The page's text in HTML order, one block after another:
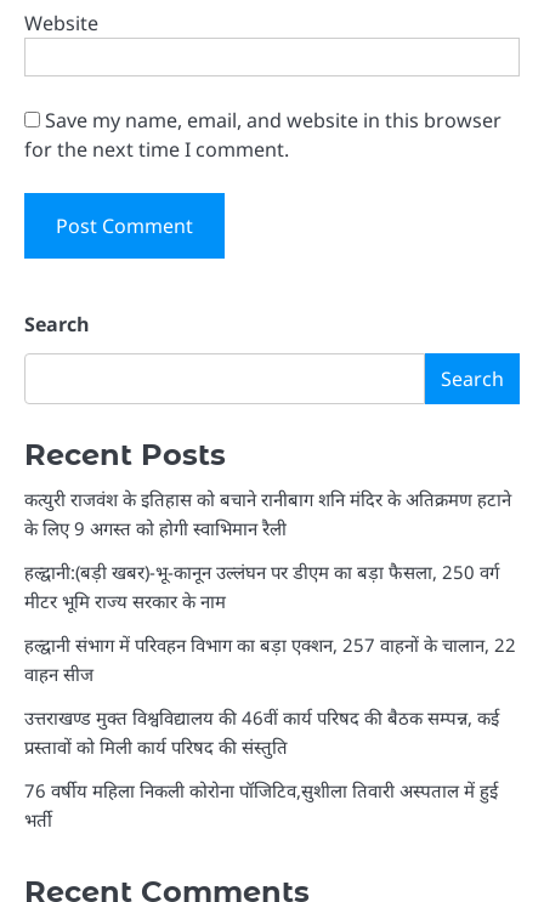
Website
Save my name, email, and website in this browser
for the next time I comment.
Search
Search
Recent Posts
कत्युरी राजवंश के इतिहास को बचाने रानीबाग शनि मंदिर के अतिक्रमण हटाने
के लिए 9 अगस्त को होगी स्वाभिमान रैली
हल्द्वानी:(बड़ी खबर)-भू-कानून उल्लंघन पर डीएम का बड़ा फैसला, 250 वर्ग
मीटर भूमि राज्य सरकार के नाम
हल्द्वानी संभाग में परिवहन विभाग का बड़ा एक्शन, 257 वाहनों के चालान, 22
वाहन सीज
उत्तराखण्ड मुक्त विश्वविद्यालय की 46वीं कार्य परिषद की बैठक सम्पन्न, कई
प्रस्तावों को मिली कार्य परिषद की संस्तुति
76 वर्षीय महिला निकली कोरोना पॉजिटिव,सुशीला तिवारी अस्पताल में हुई
भर्ती
Recent Comments